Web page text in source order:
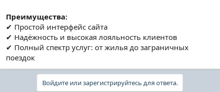
Преимущества:
✔ Простой интерфейс сайта
✔ Надёжность и высокая лояльность клиентов
✔ Полный спектр услуг: от жилья до заграничных
поездок
Войдите или зарегистрируйтесь для ответа.